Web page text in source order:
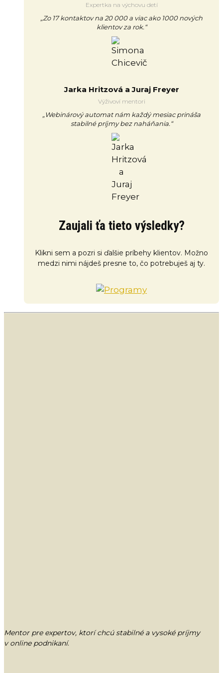
Expertka na výchovu detí
„Zo 17 kontaktov na 20 000 a viac ako 1000 nových
klientov za rok.“
Jarka Hritzová a Juraj Freyer
Výživoví mentori
„Webinárový automat nám každý mesiac prináša
stabilné príjmy bez naháňania.“
Zaujali ťa tieto výsledky?
Klikni sem a pozri si ďalšie príbehy klientov. Možno
medzi nimi nájdeš presne to, čo potrebuješ aj ty.
Mentor pre expertov, ktorí chcú stabilné a vysoké príjmy
v online podnikaní.